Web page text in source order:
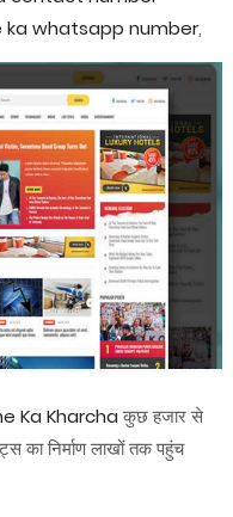
whatsapp number,
Ka Kharchaकुछ हजार से
का निर्माण लाखों तक पहुंच